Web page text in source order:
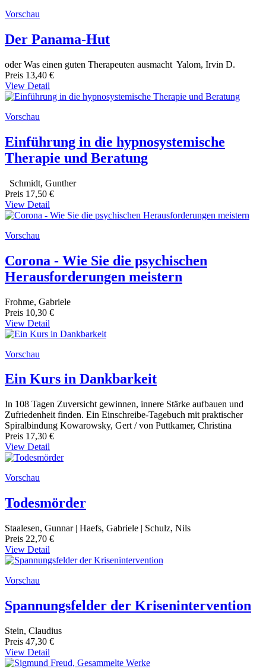
Vorschau
Der Panama-Hut
oder Was einen guten Therapeuten ausmacht Yalom, Irvin D.
Preis 13,40 €
View Detail
Vorschau
Einführung in die hypnosystemische
Therapie und Beratung
Schmidt, Gunther
Preis 17,50 €
View Detail
Vorschau
Corona - Wie Sie die psychischen
Herausforderungen meistern
Frohme, Gabriele
Preis 10,30 €
View Detail
Vorschau
Ein Kurs in Dankbarkeit
In 108 Tagen Zuversicht gewinnen, innere Stärke aufbauen und
Zufriedenheit finden. Ein Einschreibe-Tagebuch mit praktischer
Spiralbindung Kowarowsky, Gert / von Puttkamer, Christina
Preis 17,30 €
View Detail
Vorschau
Todesmörder
Staalesen, Gunnar | Haefs, Gabriele | Schulz, Nils
Preis 22,70 €
View Detail
Vorschau
Spannungsfelder der Krisenintervention
Stein, Claudius
Preis 47,30 €
View Detail